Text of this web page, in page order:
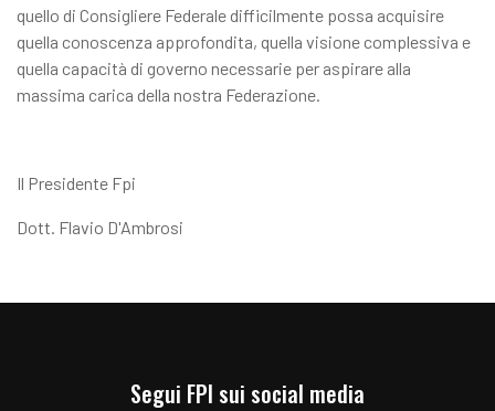
quello di Consigliere Federale difficilmente possa acquisire
quella conoscenza approfondita, quella visione complessiva e
quella capacità di governo necessarie per aspirare alla
massima carica della nostra Federazione.
Il Presidente Fpi
Dott. Flavio D'Ambrosi
Segui FPI sui social media